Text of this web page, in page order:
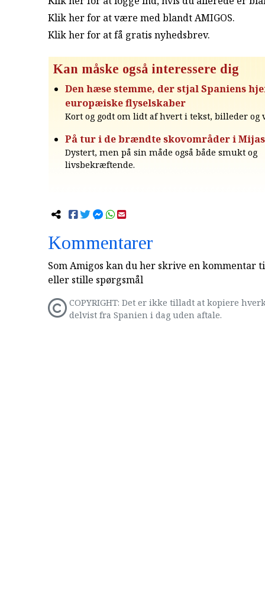
Klik her for at være med blandt AMIGOS.
Klik her for at få gratis nyhedsbrev.
Kan måske også interessere dig
Den hæse stemme, der stjal Spaniens
europæiske flyselskaber
Kort og godt om lidt af hvert i tekst, billeder og
På tur i de brændte skovområder i
Dystert, men på sin måde også både smukt og
livsbekræftende.
Kommentarer
Som Amigos kan du her skrive en kommentar
eller stille spørgsmål
COPYRIGHT: Det er ikke tilladt at kopiere
delvist fra Spanien i dag uden aftale.